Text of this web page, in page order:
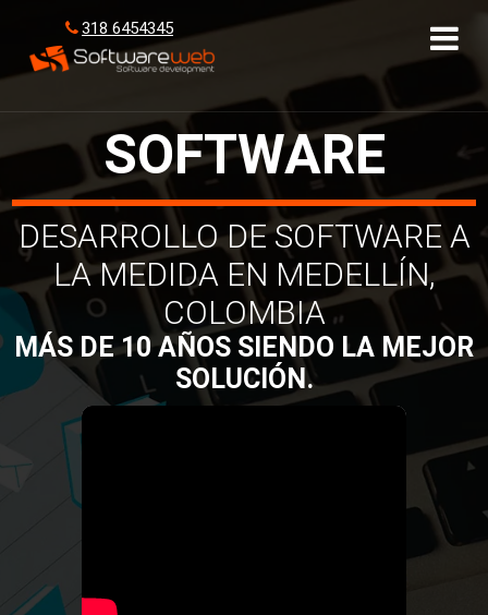
318 6454345
SOFTWARE
DESARROLLO DE SOFTWARE A
LA MEDIDA EN MEDELLÍN,
COLOMBIA
MÁS DE 10 AÑOS SIENDO LA MEJOR
SOLUCIÓN.